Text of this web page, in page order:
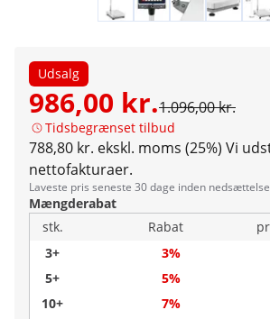
Udsalg
986,00 kr.1.096,00 kr.
Tidsbegrænset tilbud
788,80 kr. ekskl. moms (25%) Vi
nettofakturaer.
Laveste pris seneste 30 dage inden
Mængderabat
stk.
Rabat
3+
3%
5+
5%
10+
7%